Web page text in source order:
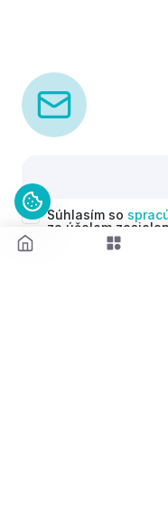
Súhlasím so
za účelom
(newsletterov) v
Nariadenia